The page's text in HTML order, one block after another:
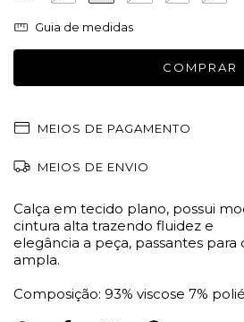
Guia de medidas
MEIOS DE PAGAMENTO
MEIOS DE ENVIO
Calça em tecido plano, possui
cintura alta trazendo fluidez e
elegância a peça, passantes para
ampla.
Composição: 93% viscose 7%